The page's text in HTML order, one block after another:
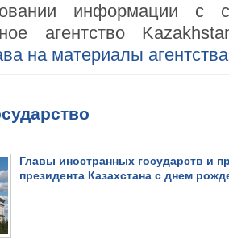
информации с
агентство
на материалы
Главы иностранных государств и
президента Казахстана с днем